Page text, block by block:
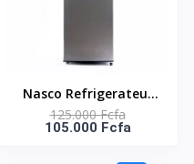
Nasco Refrigerateur
Double Porte - NASF2-
258FL-DS - 258Lt(158Lt
Net) - Dark Silver -
125.000 Fcfa
105.000 Fcfa